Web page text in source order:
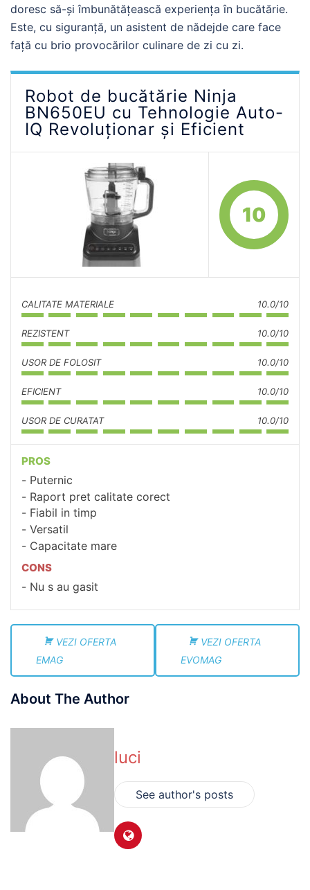
doresc să-și îmbunătățească experiența în bucătărie.
Este, cu siguranță, un asistent de nădejde care face
față cu brio provocărilor culinare de zi cu zi.
Robot de bucătărie Ninja
BN650EU cu Tehnologie Auto-
IQ Revoluționar și Eficient
10
CALITATE MATERIALE 10.0/10
REZISTENT 10.0/10
USOR DE FOLOSIT 10.0/10
EFICIENT 10.0/10
USOR DE CURATAT 10.0/10
PROS
Puternic
Raport pret calitate corect
Fiabil in timp
Versatil
Capacitate mare
CONS
Nu s au gasit
VEZI OFERTA
EMAG
VEZI OFERTA
EVOMAG
About The Author
luci
See author's posts